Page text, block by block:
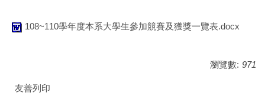
108~110學年度本系大學生參加競賽及獲獎一覽表.docx
瀏覽數: 971
友善列印